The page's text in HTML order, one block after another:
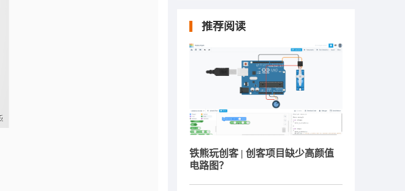
推荐阅读
铁熊玩创客 | 创客项目缺少高颜值
电路图？